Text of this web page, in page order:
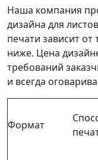
Наша компания
дизайна для
печати зависит
ниже. Цена
требований
и всегда
Формат